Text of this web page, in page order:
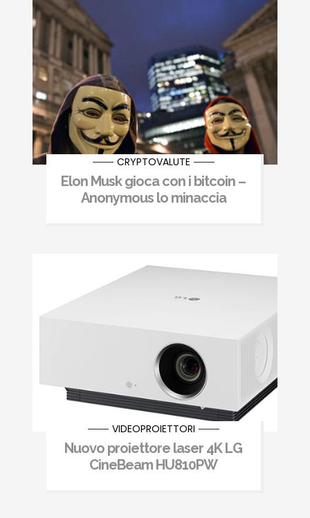
CRYPTOVALUTE
Elon Musk gioca con i bitcoin –
Anonymous lo minaccia
VIDEOPROIETTORI
Nuovo proiettore laser 4K LG
CineBeam HU810PW